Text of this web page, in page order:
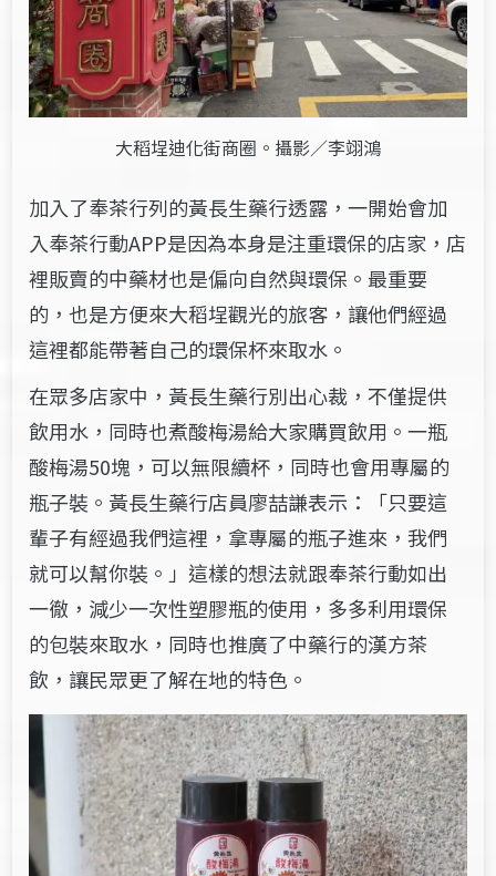
大稻埕迪化街商圈。攝影／李翊鴻
加入了奉茶行列的黃長生藥行透露，一開始會加
入奉茶行動APP是因為本身是注重環保的店家，店
裡販賣的中藥材也是偏向自然與環保。最重要
的，也是方便來大稻埕觀光的旅客，讓他們經過
這裡都能帶著自己的環保杯來取水。
在眾多店家中，黃長生藥行別出心裁，不僅提供
飲用水，同時也煮酸梅湯給大家購買飲用。一瓶
酸梅湯50塊，可以無限續杯，同時也會用專屬的
瓶子裝。黃長生藥行店員廖喆謙表示：「只要這
輩子有經過我們這裡，拿專屬的瓶子進來，我們
就可以幫你裝。」這樣的想法就跟奉茶行動如出
一徹，減少一次性塑膠瓶的使用，多多利用環保
的包裝來取水，同時也推廣了中藥行的漢方茶
飲，讓民眾更了解在地的特色。